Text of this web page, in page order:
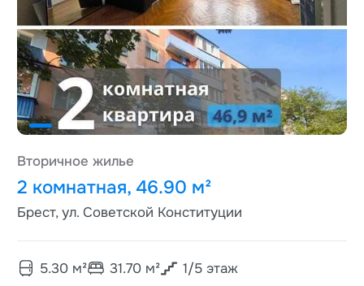
Вторичное жилье
2 комнатная, 46.90 м²
Брест, ул. Советской Конституции
5.30м² 31.70м² 1/5этаж